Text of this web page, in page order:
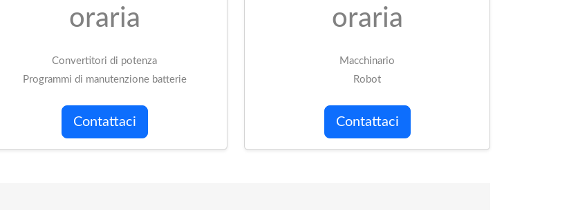
oraria
Convertitori di potenza
Programmi di manutenzione batterie
Contattaci
oraria
Macchinario
Robot
Contattaci